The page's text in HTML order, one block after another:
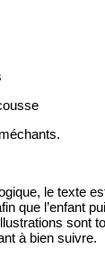
le texte
que l’enfant
sont
à bien suivre.